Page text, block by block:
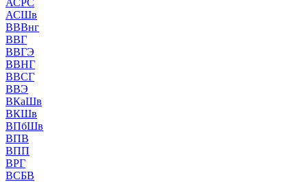
АСШв
ВВВнг
ВВГ
ВВГЭ
ВВНГ
ВВСГ
ВВЭ
ВКаШв
ВКШв
ВПбШв
ВПВ
ВПП
ВРГ
ВСБВ